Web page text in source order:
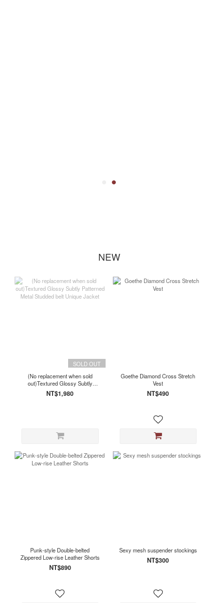
NEW
SOLD OUT
(No replacement when sold
out)Textured Glossy Subtly
Patterned Metal Studded belt
Unique Jacket
NT$1,980
Goethe Diamond Cross Stretch
Vest
NT$490
Punk-style Double-belted
Zippered Low-rise Leather Shorts
NT$890
Sexy mesh suspender stockings
NT$300